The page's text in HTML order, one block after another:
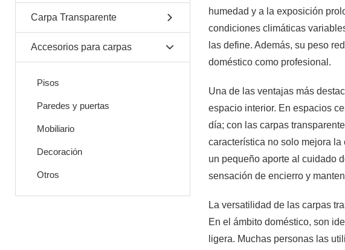
humedad y a la exposición
condiciones climáticas
las define. Además, su peso
doméstico como profesional.
Una de las ventajas más
espacio interior. En espacios
día; con las carpas
característica no solo mejora
un pequeño aporte al cuidado
sensación de encierro y
La versatilidad de las carpas
En el ámbito doméstico, son
ligera. Muchas personas las
Carpa Transparente
Accesorios para carpas
Pisos
Paredes y puertas
Mobiliario
Decoración
Otros